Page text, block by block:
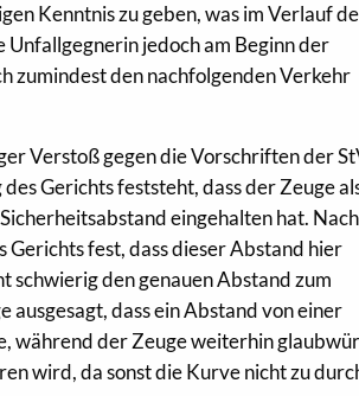
Kenntnis zu geben, was im Verlauf
jedoch am Beginn der
zumindest den nachfolgenden Verkehr
Verstoß gegen die Vorschriften der
Gerichts feststeht, dass der Zeuge
eingehalten hat.
Gerichts fest, dass dieser Abstand hier
den genauen Abstand zum
ausgesagt, dass ein Abstand von einer
während der Zeuge weiterhin
wird, da sonst die Kurve nicht zu